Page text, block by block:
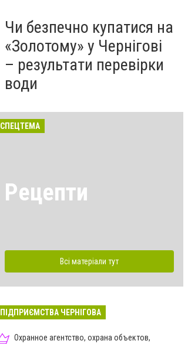
Чи безпечно купатися на
«Золотому» у Чернігові
– результати перевірки
води
СПЕЦТЕМА
Рецепти
Всі матеріали тут
ПІДПРИЄМСТВА ЧЕРНІГОВА
Охранное агентство, охрана объектов,